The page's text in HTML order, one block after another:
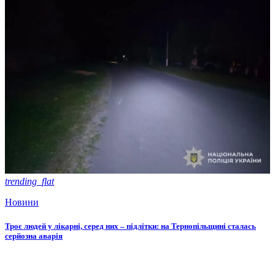
trending_flat
Новини
Троє людей у лікарні, серед них – підлітки: на Тернопільщині сталась
серйозна аварія